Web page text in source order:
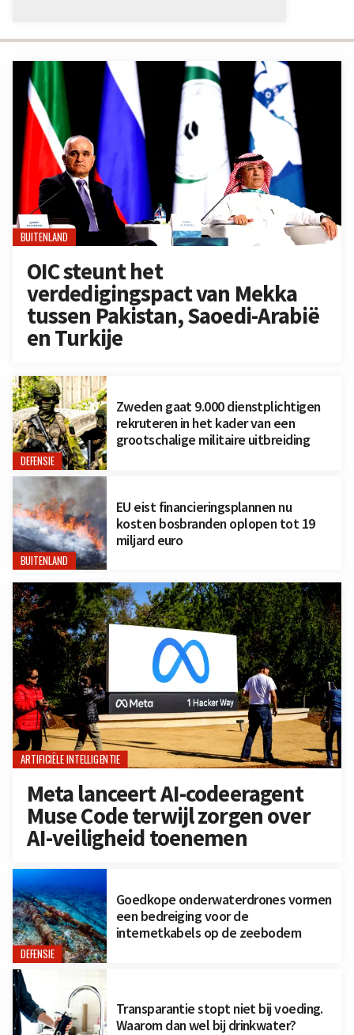
BUITENLAND
OIC steunt het
verdedigingspact van Mekka
tussen Pakistan, Saoedi-Arabië
en Turkije
DEFENSIE
Zweden gaat 9.000 dienstplichtigen
rekruteren in het kader van een
grootschalige militaire uitbreiding
BUITENLAND
EU eist financieringsplannen nu
kosten bosbranden oplopen tot 19
miljard euro
ARTIFICIËLE INTELLIGENTIE
Meta lanceert AI-codeeragent
Muse Code terwijl zorgen over
AI-veiligheid toenemen
DEFENSIE
Goedkope onderwaterdrones vormen
een bedreiging voor de
internetkabels op de zeebodem
Transparantie stopt niet bij voeding.
Waarom dan wel bij drinkwater?